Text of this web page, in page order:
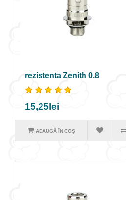
rezistenta Zenith 0.8
15,25lei
ADAUGĂ ÎN COŞ